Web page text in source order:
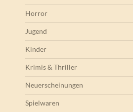
Horror
Jugend
Kinder
Krimis & Thriller
Neuerscheinungen
Spielwaren